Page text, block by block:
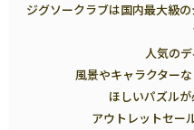
ジグソークラブは国内最大級
人気の
風景やキャラクター
ほしいパズル
アウトレットセー